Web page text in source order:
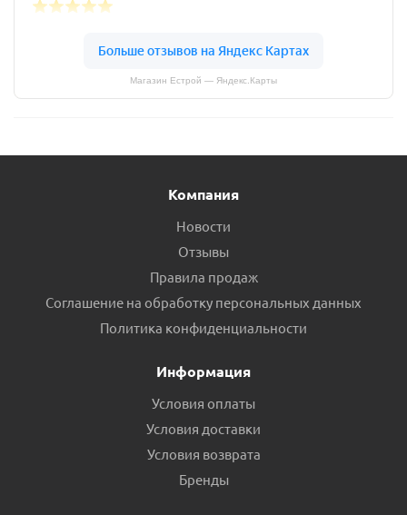
Магазин Естрой — Яндекс.Карты
Компания
Новости
Отзывы
Правила продаж
Соглашение на обработку персональных данных
Политика конфиденциальности
Информация
Условия оплаты
Условия доставки
Условия возврата
Бренды